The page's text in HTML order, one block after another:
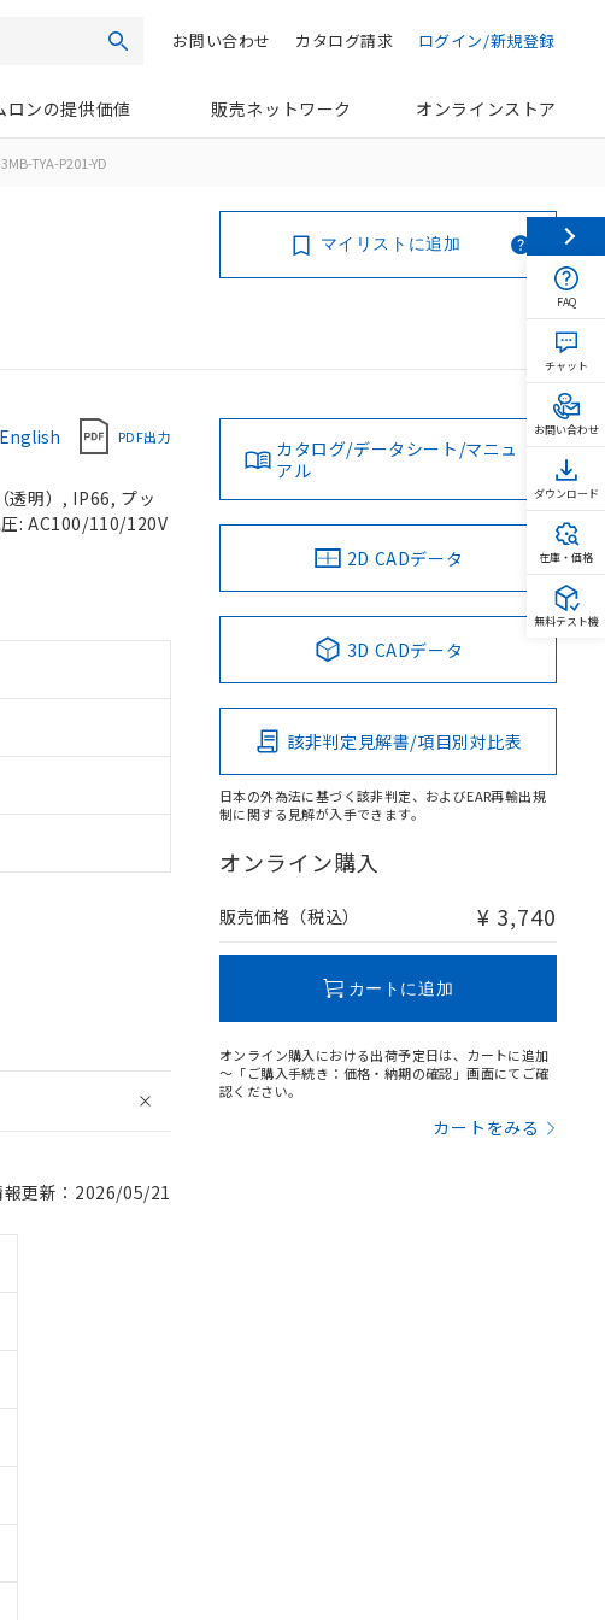
検索 ログイン/新規登録
カタログ請求
お問い合わせ
ロンの提供価値 販売ネットワーク オンラインストア
TYA-P201-YD
マイリストに追加
English PDF出力
透明）, IP66, プッ
: AC100/110/120V
報更新：2026/05/21
カタログ/データシート/マニュ
アル
2D CADデータ
3D CADデータ
該非判定見解書/項目別対比表
日本の外為法に基づく該非判定、およびEAR再輸出規
制に関する見解が入手できます。
オンライン購入
販売価格（税込） ¥ 3,740
カートに追加
オンライン購入における出荷予定日は、カートに追加
～「ご購入手続き：価格・納期の確認」画面にてご確
認ください。
カートをみる
FAQ
チャット
お問い合わせ
ダウンロード
在庫・価格
無料テスト機